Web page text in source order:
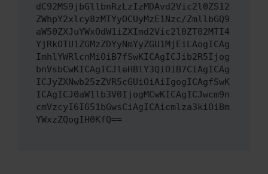
dC92MS9jbGllbnRzLzIzMDAvd2Vic2l0ZS12
ZWhpY2xlcy8zMTYyOCUyMzE1Nzc/ZmllbGQ9
aW50ZXJuYWxOdW1iZXImd2Vic2l0ZT02MTI4
YjRkOTU1ZGMzZDYyNmYyZGU1MjEiLAogICAg
ImhlYWRlcnMiOiB7fSwKICAgICJib2R5Ijog
bnVsbCwKICAgICJleHBlY3QiOiB7CiAgICAg
ICJyZXNwb25zZVR5cGUiOiAiIgogICAgfSwK
ICAgICJ0aW1lb3V0IjogMCwKICAgICJwcm9n
cmVzcyI6IG51bGwsCiAgICAicmlza3kiOiBm
YWxzZQogIH0KfQ==